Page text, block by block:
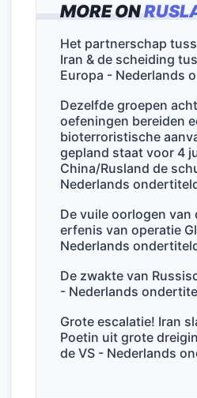
MORE ON
Het partnerschap
Iran & de scheiding
Europa - Nederlands
Dezelfde groepen
oefeningen bereiden
bioterroristische
gepland staat voor 4
China/Rusland de
Nederlands
De vuile oorlogen van
erfenis van operatie
Nederlands
De zwakte van
- Nederlands
Grote escalatie! Iran
Poetin uit grote
de VS - Nederlands
e
b
o
o
k
er l
e
dI
n